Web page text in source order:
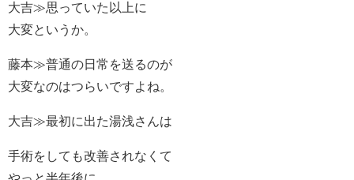
大吉≫思っていた以上に
大変というか。
藤本≫普通の日常を送るのが
大変なのはつらいですよね。
大吉≫最初に出た湯浅さんは
手術をしても改善されなくて